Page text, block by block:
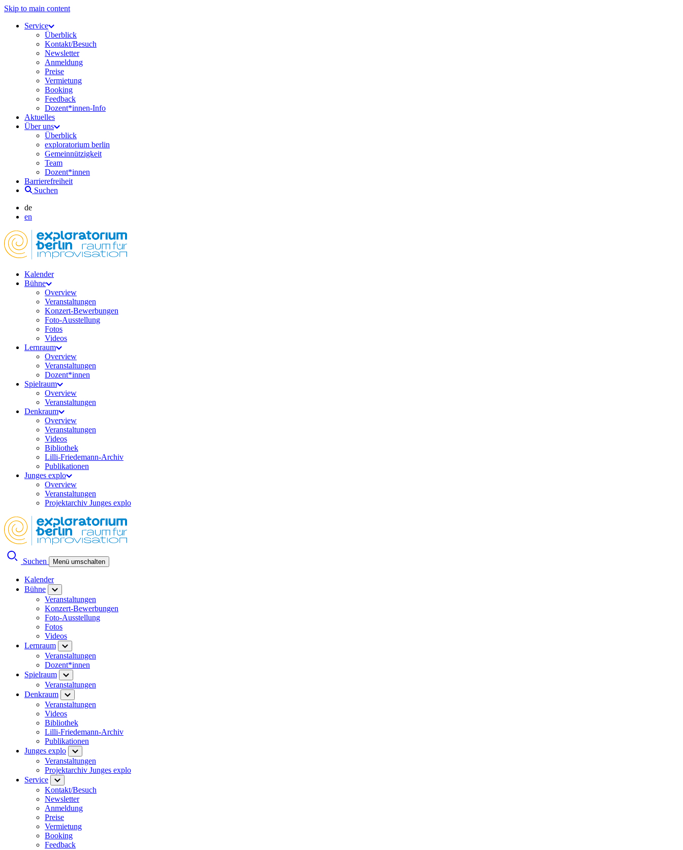
Skip to main content
Service
Überblick
Kontakt/Besuch
Newsletter
Anmeldung
Preise
Vermietung
Booking
Feedback
Dozent*innen-Info
Aktuelles
Über uns
Überblick
exploratorium berlin
Gemeinnützigkeit
Team
Dozent*innen
Barrierefreiheit
Suchen
de
en
Kalender
Bühne
Overview
Veranstaltungen
Konzert-Bewerbungen
Foto-Ausstellung
Fotos
Videos
Lernraum
Overview
Veranstaltungen
Dozent*innen
Spielraum
Overview
Veranstaltungen
Denkraum
Overview
Veranstaltungen
Videos
Bibliothek
Lilli-Friedemann-Archiv
Publikationen
Junges explo
Overview
Veranstaltungen
Projektarchiv Junges explo
Suchen Menü umschalten
Kalender
Bühne
Veranstaltungen
Konzert-Bewerbungen
Foto-Ausstellung
Fotos
Videos
Lernraum
Veranstaltungen
Dozent*innen
Spielraum
Veranstaltungen
Denkraum
Veranstaltungen
Videos
Bibliothek
Lilli-Friedemann-Archiv
Publikationen
Junges explo
Veranstaltungen
Projektarchiv Junges explo
Service
Kontakt/Besuch
Newsletter
Anmeldung
Preise
Vermietung
Booking
Feedback